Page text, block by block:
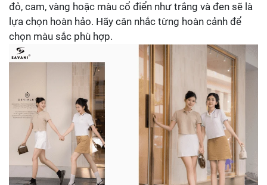
đỏ, cam, vàng hoặc màu cổ điển như trắng và đen sẽ là
lựa chọn hoàn hảo. Hãy cân nhắc từng hoàn cảnh để
chọn màu sắc phù hợp.